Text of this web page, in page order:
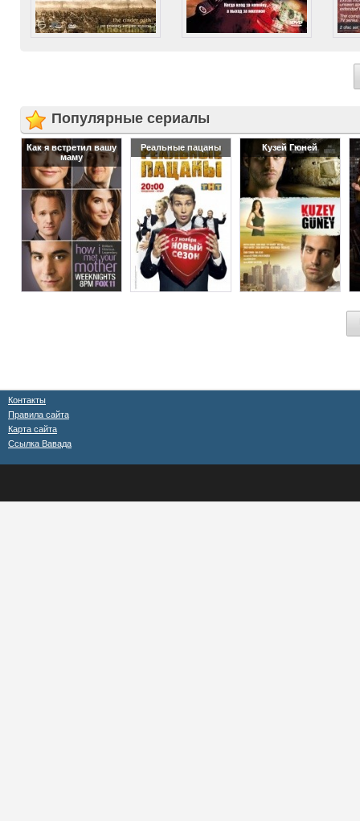
Популярные сериалы
Как я встретил вашу
маму
Реальные пацаны Кузей Гюней
Контакты
Правила сайта
Карта сайта
Ссылка Вавада